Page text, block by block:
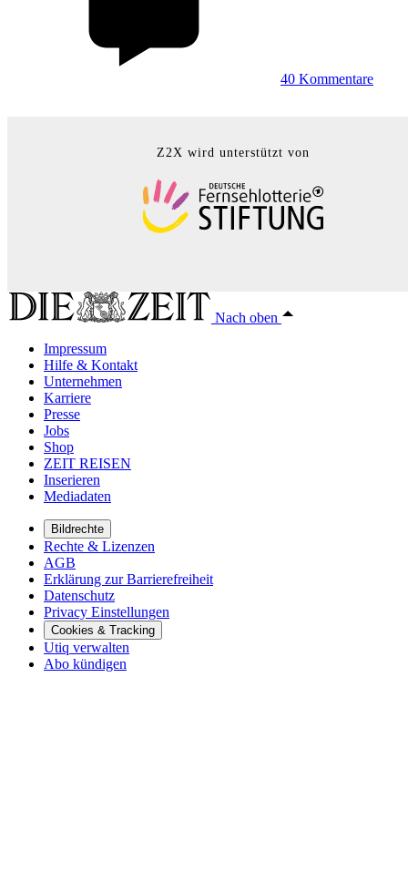
40 Kommentare
Z2X wird unterstützt von
Nach oben
Impressum
Hilfe & Kontakt
Unternehmen
Karriere
Presse
Jobs
Shop
ZEIT REISEN
Inserieren
Mediadaten
Bildrechte
Rechte & Lizenzen
AGB
Erklärung zur Barrierefreiheit
Datenschutz
Privacy Einstellungen
Cookies & Tracking
Utiq verwalten
Abo kündigen